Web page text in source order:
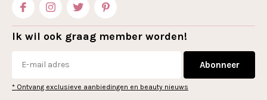
Ik wil ook graag member worden!
Abonneer
* Ontvang exclusieve aanbiedingen en beauty nieuws